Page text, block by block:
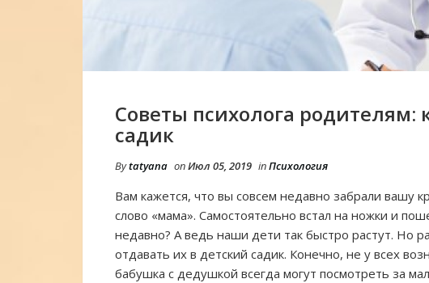
Советы психолога родителям:
садик
Bytatyana onИюл 05, 2019 inПсихология
Вам кажется, что вы совсем недавно забрали вашу
слово «мама». Самостоятельно встал на ножки и
недавно? А ведь наши дети так быстро растут. Но
отдавать их в детский садик. Конечно, не у всех
бабушка с дедушкой всегда могут посмотреть за